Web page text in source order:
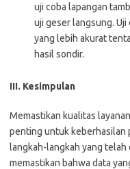
uji coba lapangan
uji geser langsung. Uji
yang lebih akurat
hasil sondir.
III. Kesimpulan
Memastikan kualitas
penting untuk keberhasilan
langkah-langkah yang telah
memastikan bahwa data